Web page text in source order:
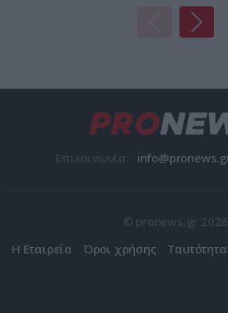
Επικοινωνία:
© pronews.gr 2026
Η Εταιρεία
Όροι χρήσης Ταυτότητα